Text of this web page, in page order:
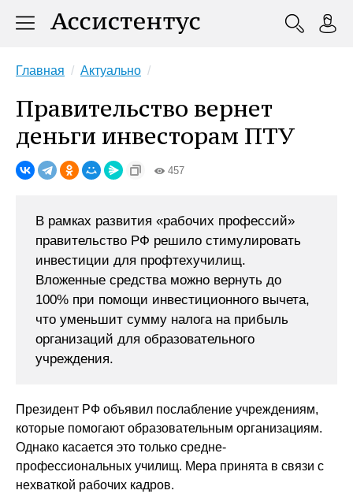
Главная Актуально
Правительство вернет
деньги инвесторам ПТУ
457
В рамках развития «рабочих профессий»
правительство РФ решило стимулировать
инвестиции для профтехучилищ.
Вложенные средства можно вернуть до
100% при помощи инвестиционного вычета,
что уменьшит сумму налога на прибыль
организаций для образовательного
учреждения.
Президент РФ объявил послабление учреждениям,
которые помогают образовательным организациям.
Однако касается это только средне-
профессиональных училищ. Мера принята в связи с
нехваткой рабочих кадров.